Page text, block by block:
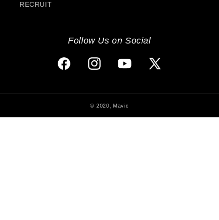
RECRUIT
Follow Us on Social
Facebook InstagramYouTube
X
© 2020, Mavic